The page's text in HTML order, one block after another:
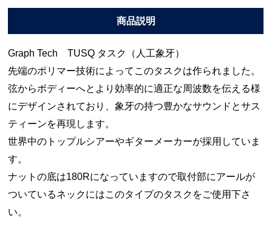
Graph Tech TUSQ タスク（人工象牙）
先端のポリマー技術によってこのタスクは作られました。
弦からボディーへとより効率的に適正な周波数を伝える様
にデザインされており、象牙の持つ豊かなサウンドとサス
ティーンを再現します。
世界中のトップルシアーやギターメーカーが採用していま
す。
ナットの底は180Rになっていますので取付部にアールが
ついているネックにはこのタイプのタスクをご使用下さ
い。